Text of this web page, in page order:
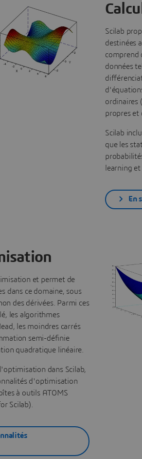
Scilab
destinées
comprend
données
ordinaires
propres et
Scilab
que les
learning
En
et permet de
dans ce domaine, sous
des dérivées. Parmi ces
les algorithmes
les moindres carrés
semi-définie
quadratique linéaire.
dans Scilab,
d'optimisation
à outils ATOMS
Scilab).